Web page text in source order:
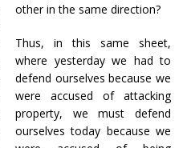
other in the same direction?
Thus, in this same sheet,
where yesterday we had to
defend ourselves because we
were accused of attacking
property, we must defend
ourselves today because we